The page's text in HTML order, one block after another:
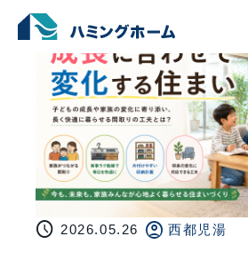
schedule 2026.05.26 account_circle 西都児湯